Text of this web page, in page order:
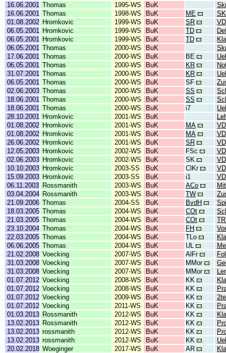
16.06.2001 Thomas 1995-WS BuK
16.06.2001 Thomas 1998-WS BuK ME
01.08.2002 Hromkovic 1999-WS BuK SR
06.05.2001
Hromkovic 1999-WS BuK TD
06.05.2001
Hromkovic 1999-WS BuK TD
06.05.2001 Thomas 2000-WS BuK
17.06.2001 Thomas 2000-WS BuK BE
06.05.2001 Thomas 2000-WS BuK KR
31.07.2001 Thomas 2000-WS BuK KR
06.05.2001 Thomas 2000-WS BuK SF
02.06.2003 Thomas 2000-WS BuK SS
18.06.2001 Thomas 2000-WS BuK SS
18.06.2001 Thomas 2000-WS BuK i7
28.10.2001
Hromkovic 2001-WS BuK
01.08.2002 Hromkovic 2001-WS BuK MA
01.08.2002 Hromkovic 2001-WS BuK MA
26.06.2002 Hromkovic 2001-WS BuK SR
12.05.2003 Hromkovic 2002-WS BuK FSc
02.06.2003 Hromkovic 2002-WS BuK SK
10.10.2003 Hromkovic 2003-SS BuK ClKr
15.09.2003 Hromkovic 2003-SS BuK i1
06.11.2003 Rossmanith 2003-WS BuK ACo
03.04.2004 Rossmanith 2003-WS BuK TW
21.09.2006 Thomas 2004-SS BuK BvdH
18.03.2005 Thomas 2004-WS BuK COt
21.03.2005 Thomas 2004-WS BuK COt
23.10.2004 Thomas 2004-WS BuK FH
22.03.2005 Thomas 2004-WS BuK TLo
06.06.2005 Thomas 2004-WS BuK UL
21.02.2008 Voecking 2007-WS BuK AlFr
31.03.2008 Voecking 2007-WS BuK MMor
31.03.2008 Voecking 2007-WS BuK MMor
01.07.2012 Voecking 2008-WS BuK KK
01.07.2012 Voecking 2008-WS BuK KK
01.07.2012 Voecking 2009-WS BuK KK
01.07.2012 Voecking 2011-WS BuK KK
01.03.2013 Rossmanith 2012-WS BuK KK
13.02.2013 Rossmanith 2012-WS BuK KK
13.02.2013 rossmanith 2012-WS BuK KK
13.02.2013 rossmanith 2012-WS BuK KK
20.02.2018 Woeginger 2017-WS BuK AR